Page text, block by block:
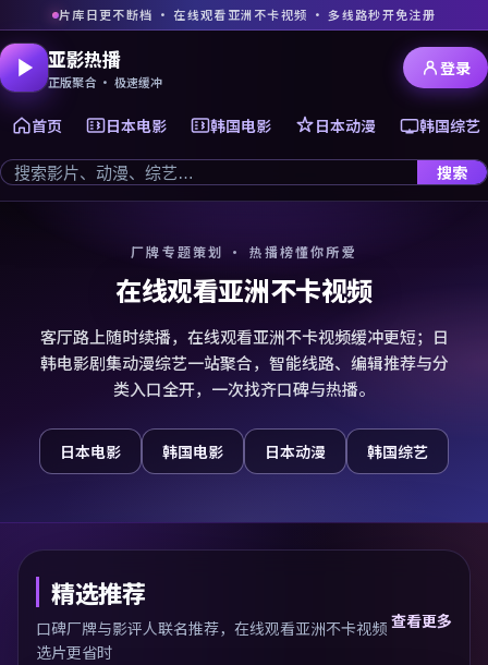
片库日更不断档 · 在线观看亚洲不卡视频 · 多线路秒开免注册
亚影热播
正版聚合 · 极速缓冲
首页 日本电影 韩国电影 日本动漫 韩国综艺
搜索
登录
厂牌专题策划 · 热播榜懂你所爱
在线观看亚洲不卡视频
客厅路上随时续播，在线观看亚洲不卡视频缓冲更短；日
韩电影剧集动漫综艺一站聚合，智能线路、编辑推荐与分
类入口全开，一次找齐口碑与热播。
日本电影 韩国电影 日本动漫 韩国综艺
精选推荐
口碑厂牌与影评人联名推荐，在线观看亚洲不卡视频
选片更省时
查看更多